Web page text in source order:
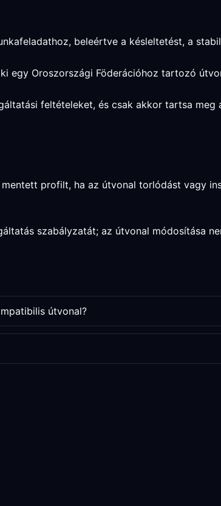
beleértve a késleltetést, a
egy Oroszországi Föderációhoz tartozó
feltételeket, és csak akkor tartsa meg
profilt, ha az útvonal torlódást vagy
szabályzatát; az útvonal módosítása
útvonal?